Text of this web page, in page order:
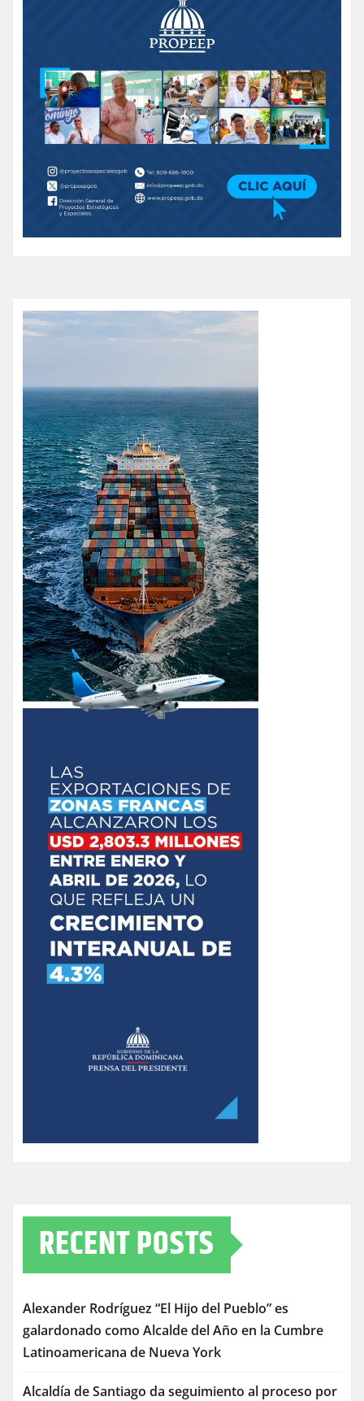
RECENT POSTS
Alexander Rodríguez “El Hijo del Pueblo” es
galardonado como Alcalde del Año en la Cumbre
Latinoamericana de Nueva York
Alcaldía de Santiago da seguimiento al proceso por